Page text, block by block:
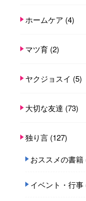
ホームケア (4)
マツ育 (2)
ヤクジョスイ (5)
大切な友達 (73)
独り言 (127)
おススメの書籍
イベント・行事